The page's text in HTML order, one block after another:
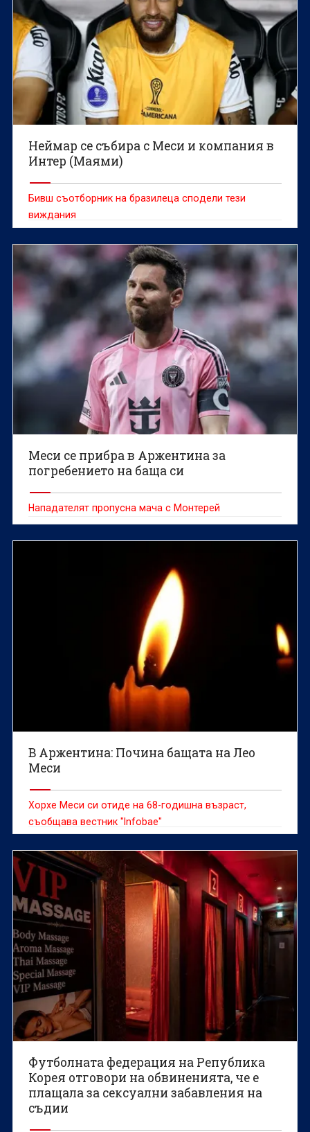
Неймар се събира с Меси и компания в
Интер (Маями)
Бивш съотборник на бразилеца сподели тези
виждания
Меси се прибра в Аржентина за
погребението на баща си
Нападателят пропусна мача с Монтерей
В Аржентина: Почина бащата на Лео
Меси
Хорхе Меси си отиде на 68-годишна възраст,
съобщава вестник "Infobae"
Футболната федерация на Република
Корея отговори на обвиненията, че е
плащала за сексуални забавления на
съдии